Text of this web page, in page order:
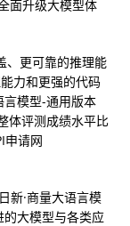
面升级大模型体
、更可靠的推理能
⼒和更强的代码
言模型-通用版本
体评测成绩水平比
申请网
新·商量大语言模
大模型与各类应